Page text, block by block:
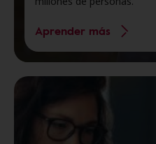
Aprender más